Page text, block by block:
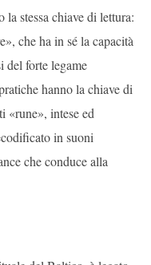
la stessa chiave di lettura:
che ha in sé la capacità
del forte legame
hanno la chiave di
«rune», intese ed
in suoni
che conduce alla